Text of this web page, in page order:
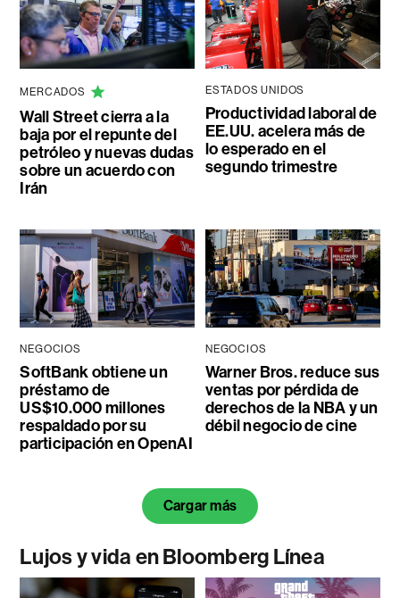
MERCADOS
Wall Street cierra a la
baja por el repunte del
petróleo y nuevas dudas
sobre un acuerdo con
Irán
ESTADOS UNIDOS
Productividad laboral de
EE.UU. acelera más de
lo esperado en el
segundo trimestre
NEGOCIOS
SoftBank obtiene un
préstamo de
US$10.000 millones
respaldado por su
participación en OpenAI
NEGOCIOS
Warner Bros. reduce sus
ventas por pérdida de
derechos de la NBA y un
débil negocio de cine
Cargar más
Lujos y vida en Bloomberg Línea